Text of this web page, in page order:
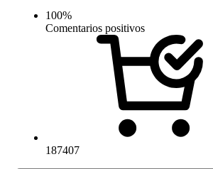
100%
Comentarios positivos
187407